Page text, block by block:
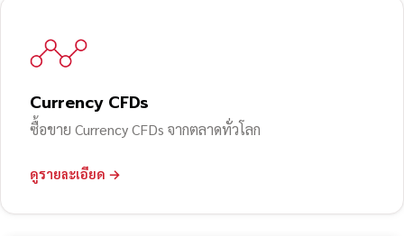
Currency CFDs
ซื้อขาย Currency CFDs จากตลาดทั่วโลก
ดูรายละเอียด →